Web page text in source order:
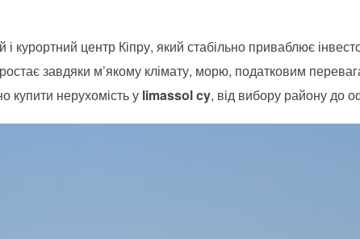
курортний центр Кіпру, який стабільно приваблює
завдяки м’якому клімату, морю, податковим
купити нерухомість у limassol cy, від вибору району до